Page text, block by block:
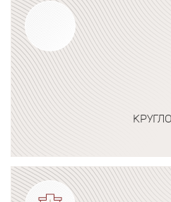
Подробнее о программе